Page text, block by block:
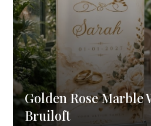
Golden Rose Marble
Bruiloft